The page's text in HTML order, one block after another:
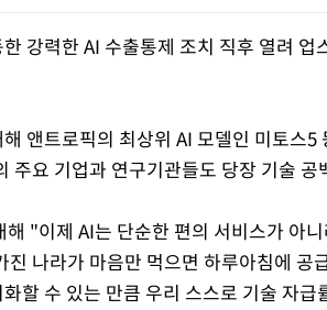
강력한 AI 수출통제 조치 직후 열려 업
앤트로픽의 최상위 AI 모델인 미토스5
주요 기업과 연구기관들도 당장 기술 공
"이제 AI는 단순한 편의 서비스가 아
나라가 마음만 먹으면 하루아침에 공
할 수 있는 만큼 우리 스스로 기술 자급